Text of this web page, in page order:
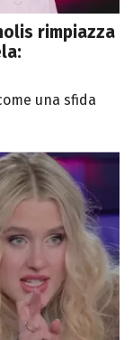
rimpiazza
una sfida